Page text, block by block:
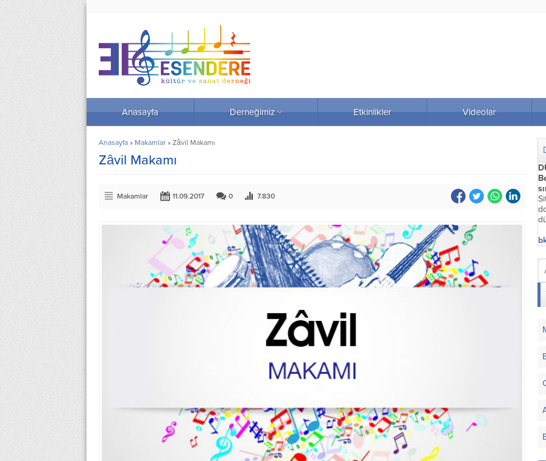
Anasayfa Derneğimiz Etkinlikler Videolar
Anasayfa » Makamlar » Zâvil Makamı
Zâvil Makamı
Makamlar 11.09.2017 0 7.830